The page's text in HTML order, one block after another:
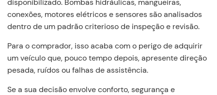
conexões, motores elétricos e sensores são analisados
dentro de um padrão criterioso de inspeção e revisão.
Para o comprador, isso acaba com o perigo de adquirir
um veículo que, pouco tempo depois, apresente direção
pesada, ruídos ou falhas de assistência.
Se a sua decisão envolve conforto, segurança e